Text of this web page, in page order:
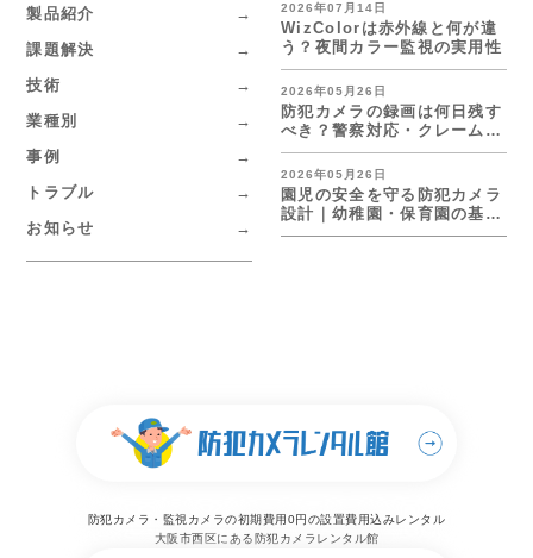
製品紹介
課題解決
技術
業種別
事例
トラブル
お知らせ
2026年07月14日
WizColorは赤外線と何が違
う？夜間カラー監視の実用性
2026年05月26日
防犯カメラの録画は何日残す
べき？警察対応・クレーム対
応の目安
2026年05月26日
園児の安全を守る防犯カメラ
設計｜幼稚園・保育園の基本
レイアウト
防犯カメラ・監視カメラの初期費用0円の設置費用込みレンタル
大阪市西区にある防犯カメラレンタル館